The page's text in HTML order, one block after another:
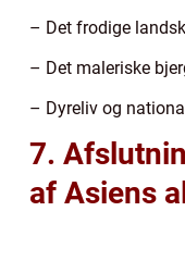
– Det frodige
– Det maleriske
– Dyreliv og
7.
af Asiens